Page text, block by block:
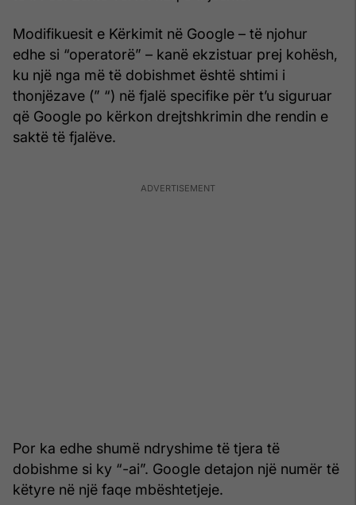
Modifikuesit e Kërkimit në Google – të njohur
edhe si “operatorë” – kanë ekzistuar prej kohësh,
ku një nga më të dobishmet është shtimi i
thonjëzave (” “) në fjalë specifike për t’u siguruar
që Google po kërkon drejtshkrimin dhe rendin e
saktë të fjalëve.
Por ka edhe shumë ndryshime të tjera të
dobishme si ky “-ai”. Google detajon një numër të
këtyre në një faqe mbështetjeje.